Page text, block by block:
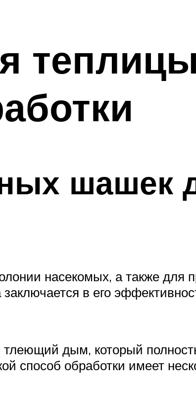
шашек
насекомых, а также для
в его
тлеющий дым, который
способ обработки имеет